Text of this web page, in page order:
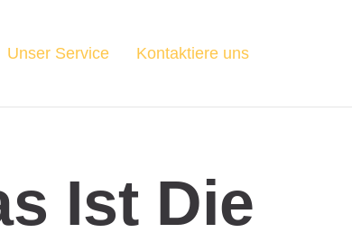
Unser Service Kontaktiere uns
Ist Die